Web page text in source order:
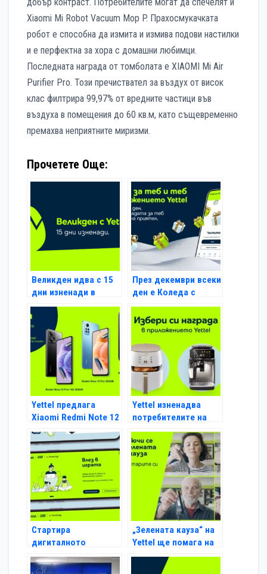
Xiaomi Mi Robot Vacuum Mop P. Прахосмукачката
робот е способна да измита и измива подови настилки
и е перфектна за хора с домашни любимци.
Последната награда от томболата е XIAOMI Mi Air
Purifier Pro. Този пречиствател за въздух от висок
клас филтрира 99,97% от вредните частици във
въздуха в помещения до 60 кв.м, като същевременно
премахва неприятните миризми.
Прочетете Още:
Великден идва с 15
дни изненади в
мобилното
приложение на Yettel
През декември всеки
ден е Коледа с
мобилното
приложение на Yettel
Yettel предлага
Xiaomi Redmi Note 12
модели за 0 лева
през първите 3
месеца на лизинга
Yettel изненадва
потребителите на
мобилното си
приложение със
страхотна лятна
томбола
Стартира
дигиталното
приключение за деца
и младежи Digital
„Зелената кауза“ на
Yettel ще помага на
потребителите да
водят по-устойчив